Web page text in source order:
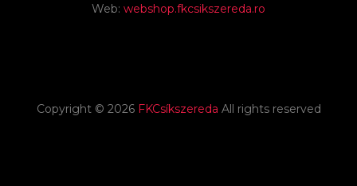
Web: webshop.fkcsikszereda.ro
Copyright © 2026 FKCsíkszereda All rights reserved